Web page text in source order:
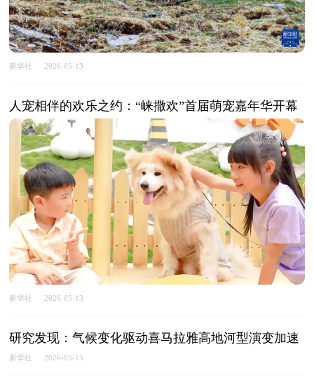
新华社 2026-05-13
人宠相伴的欢乐之约：“崃撒欢”首届萌宠嘉年华开幕
新华社 2026-05-13
研究发现：气候变化驱动喜马拉雅高地河型演变加速
新华社 2026-05-15